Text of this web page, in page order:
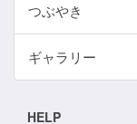
つぶやき
ギャラリー
HELP